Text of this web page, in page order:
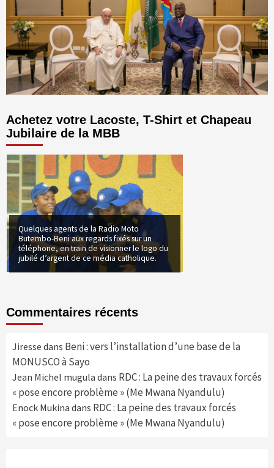
Achetez votre Lacoste, T-Shirt et Chapeau
Jubilaire de la MBB
Quelques agents de la Radio Moto
Butembo-Beni aux regards fixés sur un
téléphone, en train de visionner le logo du
jubilé d’argent de ce média catholique.
Commentaires récents
Jiresse dans Beni : vers l’installation d’une base de la
MONUSCO à Sayo
Jean Michel mugula dans RDC : La peine des travaux forcés
« pose encore problème » (Me Mwana Nyandulu)
Enock Mukina dans RDC : La peine des travaux forcés
« pose encore problème » (Me Mwana Nyandulu)